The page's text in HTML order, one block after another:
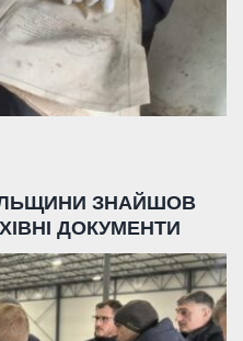
ЗНАЙШОВ
ДОКУМЕНТИ